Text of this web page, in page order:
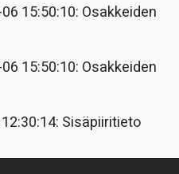
15:50:10: Osakkeiden
15:50:10: Osakkeiden
Sisäpiiritieto